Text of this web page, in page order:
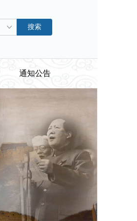
搜索
通知公告